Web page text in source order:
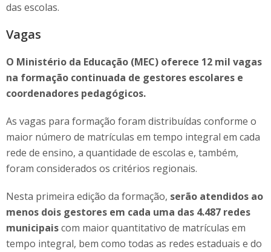
das escolas.
Vagas
O Ministério da Educação (MEC) oferece 12 mil vagas
na formação continuada de gestores escolares e
coordenadores pedagógicos.
As vagas para formação foram distribuídas conforme o
maior número de matrículas em tempo integral em cada
rede de ensino, a quantidade de escolas e, também,
foram considerados os critérios regionais.
Nesta primeira edição da formação, serão atendidos ao
menos dois gestores em cada uma das 4.487 redes
municipaiscom maior quantitativo de matrículas em
tempo integral, bem como todas as redes estaduais e do